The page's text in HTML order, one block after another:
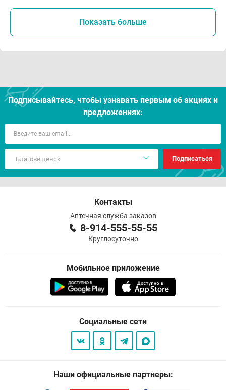
Показать больше
Подписывайтесь, чтобы узнавать первым об акцияx и
предложениях:
Подписаться
Контакты
Аптечная служба заказов
8-914-555-55-55
Круглосуточно
Мобильное приложение
Социальные сети
Наши официальные партнеры: